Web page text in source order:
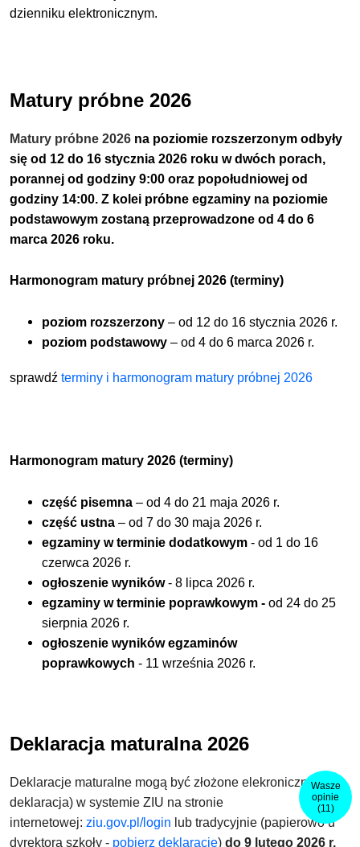
dzienniku elektronicznym.
Matury próbne 2026
Matury próbne 2026 na poziomie rozszerzonym odbyły
się od 12 do 16 stycznia 2026 roku w dwóch porach,
porannej od godziny 9:00 oraz popołudniowej od
godziny 14:00. Z kolei próbne egzaminy na poziomie
podstawowym zostaną przeprowadzone od 4 do 6
marca 2026 roku.
Harmonogram matury próbnej 2026 (terminy)
poziom rozszerzony– od 12 do 16 stycznia 2026 r.
poziom podstawowy– od 4 do 6 marca 2026 r.
sprawdź terminy i harmonogram matury próbnej 2026
Harmonogram matury 2026 (terminy)
część pisemna– od 4 do 21 maja 2026 r.
część ustna– od 7 do 30 maja 2026 r.
egzaminy w terminie dodatkowym- od 1 do 16
czerwca 2026 r.
ogłoszenie wyników- 8 lipca 2026 r.
egzaminy w terminie poprawkowym - od 24 do 25
sierpnia 2026 r.
ogłoszenie wyników egzaminów
poprawkowych - 11 września 2026 r.
Deklaracja maturalna 2026
Deklaracje maturalne mogą być złożone elekronicznie (e-
deklaracja) w systemie ZIU na stronie
internetowej: ziu.gov.pl/login lub tradycyjnie (papierowo u
dyrektora szkoły - pobierz deklarację) do 9 lutego 2026 r.
Wasze
opinie
(11)